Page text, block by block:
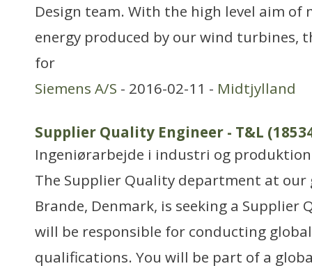
Design team. With the high level aim of
energy produced by our wind turbines,
for
Siemens A/S - 2016-02-11 - Midtjylland
Supplier Quality Engineer - T&L
Ingeniørarbejde i industri og produktion
The Supplier Quality department at our
Brande, Denmark, is seeking a Supplier
will be responsible for conducting
qualifications. You will be part of a